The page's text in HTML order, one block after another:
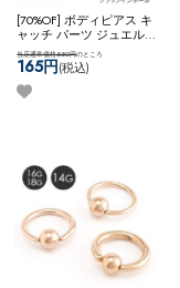
[70%OF] ボディピアス キ
ャッチ パーツ ジュエル
ボール アレンジ カスタム
コーディネート 可愛い か
わいい ネコポスOK
ュエルクリップインボー
当店通常価格550円のところ
165円(税込)